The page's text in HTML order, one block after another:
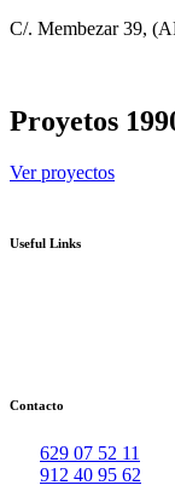
C/. Membezar 39,
Proyetos
Ver proyectos
Useful Links
Contacto
629 07 52 11
912 40 95 62